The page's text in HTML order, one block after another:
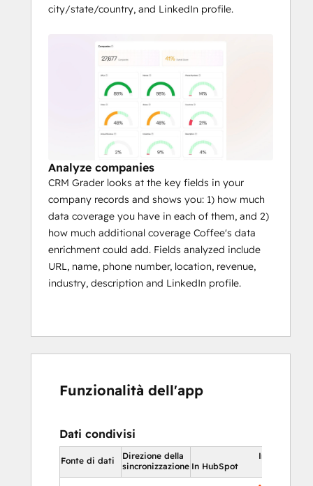
city/state/country, and LinkedIn profile.
Analyze companies
CRM Grader looks at the key fields in your
company records and shows you: 1) how much
data coverage you have in each of them, and 2)
how much additional coverage Coffee's data
enrichment could add. Fields analyzed include
URL, name, phone number, location, revenue,
industry, description and LinkedIn profile.
Funzionalità dell'app
Dati condivisi
Fonte di dati
Direzione della
sincronizzazione
In HubSpot
In HubSpot